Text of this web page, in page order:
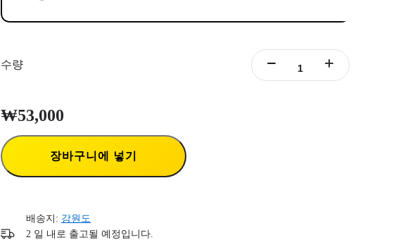
수량
₩53,000
장바구니에 넣기
배송지: 강원도
2 일 내로 출고될 예정입니다.